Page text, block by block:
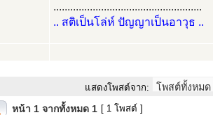
.....................................................
.. สติเป็นโล่ห์ ปัญญาเป็นอาวุธ ..
แสดงโพสต์จาก:
หน้า 1 จากทั้งหมด 1 [ 1 โพสต์ ]